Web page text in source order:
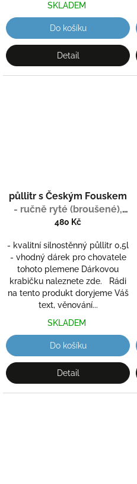
SKLADEM
Do košíku
Detail
půllitr s Českým Fouskem
- ručně ryté (broušené),
dárek pro myslivce
480 Kč
- kvalitní silnostěnný půllitr 0,5l
- vhodný dárek pro chovatele
tohoto plemene Dárkovou
krabičku naleznete zde. Rádi
na tento produkt doryjeme Váš
text, věnování...
SKLADEM
Do košíku
Detail